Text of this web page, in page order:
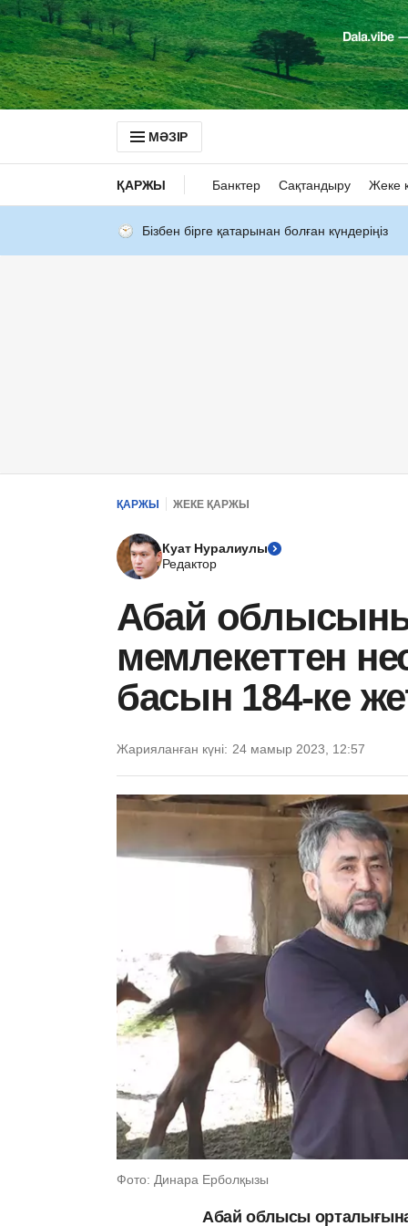
МӘЗІР
ҚАРЖЫ Банктер Сақтандыру Жеке
Бізбен бірге қатарынан болған күндеріңіз
ҚАРЖЫ ЖЕКЕ ҚАРЖЫ
Куат Нуралиулы
Редактор
Абай
мемлекеттен
басын 184-ке
Жарияланған күні: 24 мамыр 2023, 12:57
Фото: Динара Ерболқызы
Абай облысы